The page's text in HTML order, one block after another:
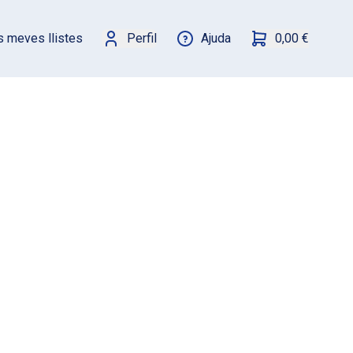
meves llistes Perfil Ajuda 0,00 €